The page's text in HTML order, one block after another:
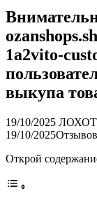
1a2vito-
выкупа
19/10/2025
19/10/2025
Открой